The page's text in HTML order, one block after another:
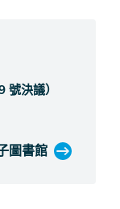
決議）
圖書館